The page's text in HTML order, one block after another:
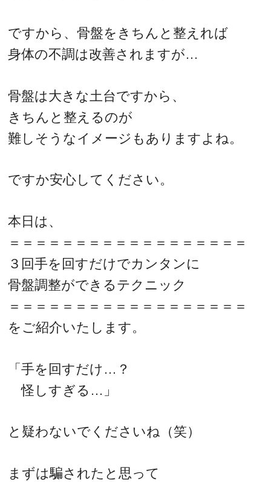
ですから、骨盤をきちんと整えれば
身体の不調は改善されますが…
骨盤は大きな土台ですから、
きちんと整えるのが
難しそうなイメージもありますよね。
ですか安心してください。
本日は、
＝＝＝＝＝＝＝＝＝＝＝＝＝＝＝＝＝＝
３回手を回すだけでカンタンに
骨盤調整ができるテクニック
＝＝＝＝＝＝＝＝＝＝＝＝＝＝＝＝＝＝
をご紹介いたします。
「手を回すだけ…？
怪しすぎる…」
と疑わないでくださいね（笑）
まずは騙されたと思って